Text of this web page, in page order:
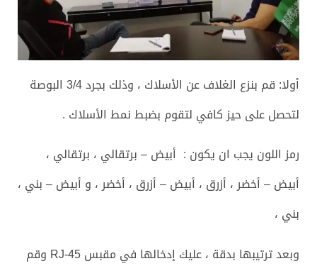
أولا: قم بنزع الغلاف عن الأسلاك ، وذلك بجرد 3/4 البوصة
لتحصل على حيز كافي لتقوم بضبط نمط الأسلاك .
رمز اللون يجب ان يكون : أبيض – برتقالي ، برتقالي ،
أبيض – أخضر ، أزرق ، أبيض – أزرق ، أخضر ، و أبيض – بني ،
بني ،
وبعد ترتيبها بدقة ، عليك إدخالها في مقبس RJ-45 وقم